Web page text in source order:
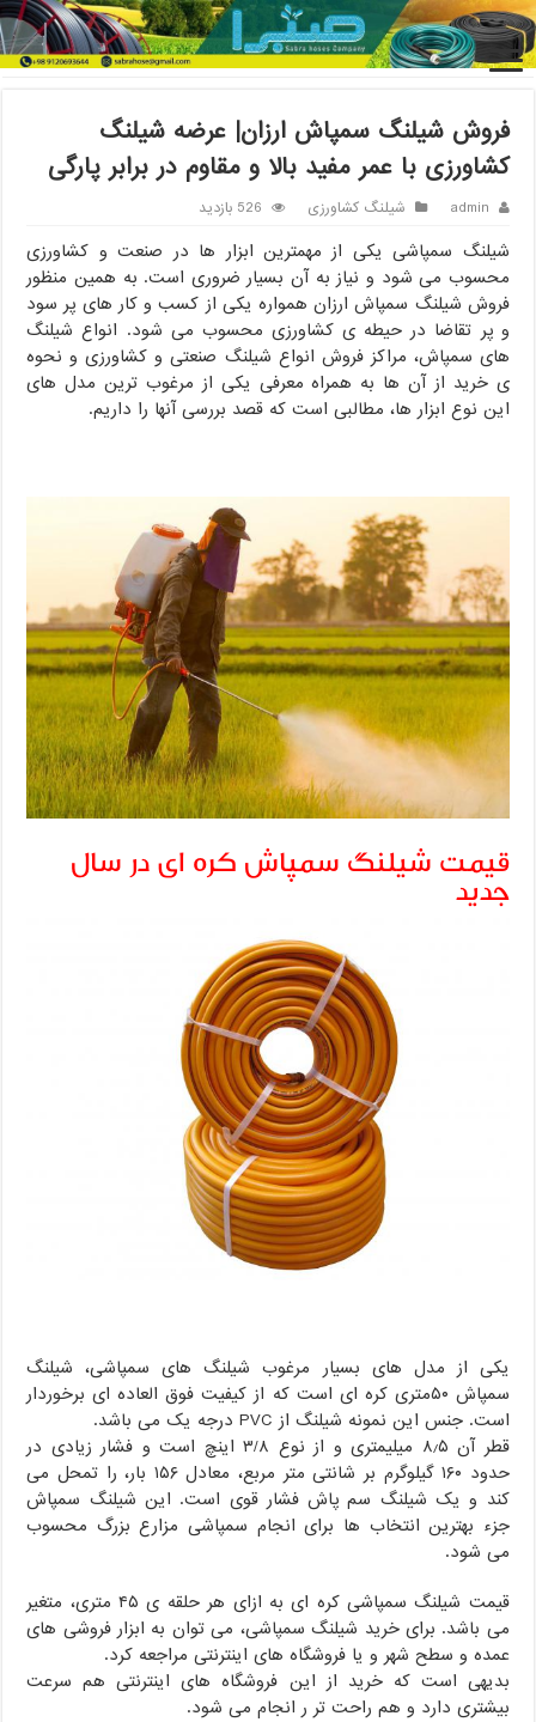
خانه / شیلنگ کشاورزی / فروش شیلنگ سمپاش ارزان| عرضه شیلنگ
کشاورزی با عمر مفید بالا و مقاوم در برابر پارگی
فروش شیلنگ سمپاش ارزان| عرضه شیلنگ
کشاورزی با عمر مفید بالا و مقاوم در برابر پارگی
admin شیلنگ کشاورزی 526 بازدید
شیلنگ سمپاشی یکی از مهمترین ابزار ها در صنعت و کشاورزی
محسوب می شود و نیاز به آن بسیار ضروری است. به همین منظور
فروش شیلنگ سمپاش ارزان همواره یکی از کسب و کار های پر سود
و پر تقاضا در حیطه ی کشاورزی محسوب می شود. انواع شیلنگ
های سمپاش، مراکز فروش انواع شیلنگ صنعتی و کشاورزی و نحوه
ی خرید از آن ها به همراه معرفی یکی از مرغوب ترین مدل های
این نوع ابزار ها، مطالبی است که قصد بررسی آنها را داریم.
قیمت شیلنگ سمپاش کره ای در سال
جدید
یکی از مدل های بسیار مرغوب شیلنگ های سمپاشی، شیلنگ
سمپاش ۵۰متری کره ای است که از کیفیت فوق العاده ای برخوردار
است. جنس این نمونه شیلنگ از PVC درجه یک می باشد.
قطر آن ۸٫۵ میلیمتری و از نوع ۳/۸ اینچ است و فشار زیادی در
حدود ۱۶۰ گیلوگرم بر شانتی متر مربع، معادل ۱۵۶ بار، را تمحل می
کند و یک شیلنگ سم پاش فشار قوی است. این شیلنگ سمپاش
جزء بهترین انتخاب ها برای انجام سمپاشی مزارع بزرگ محسوب
می شود.
قیمت شیلنگ سمپاشی کره ای به ازای هر حلقه ی ۴۵ متری، متغیر
می باشد. برای خرید شیلنگ سمپاشی، می توان به ابزار فروشی های
عمده و سطح شهر و یا فروشگاه های اینترنتی مراجعه کرد.
بدیهی است که خرید از این فروشگاه های اینترنتی هم سرعت
بیشتری دارد و هم راحت تر ر انجام می شود.